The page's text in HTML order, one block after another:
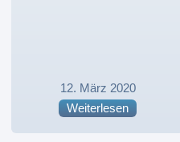
12. März 2020
Weiterlesen